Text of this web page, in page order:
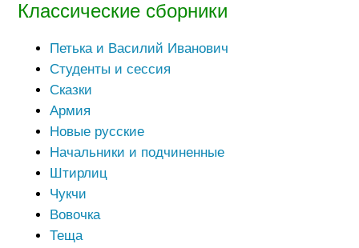
Классические сборники
Петька и Василий Иванович
Студенты и сессия
Сказки
Армия
Новые русские
Начальники и подчиненные
Штирлиц
Чукчи
Вовочка
Теща